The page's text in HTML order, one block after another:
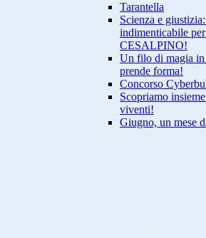
Tarantella
Scienza e
indimenticabile
CESALPINO!
Un filo di magia
prende forma!
Concorso
Scopriamo
viventi!
Giugno, un mese